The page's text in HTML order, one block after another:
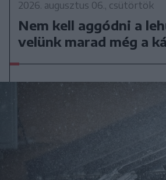
2026. augusztus 06., csütörtök
Nem kell aggódni a
velünk marad még a